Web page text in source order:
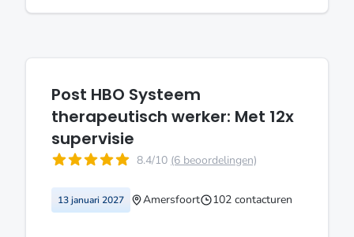
Post HBO Systeem
therapeutisch werker: Met 12x
supervisie
8.4/10 (6 beoordelingen)
13 januari 2027 Amersfoort 102 contacturen